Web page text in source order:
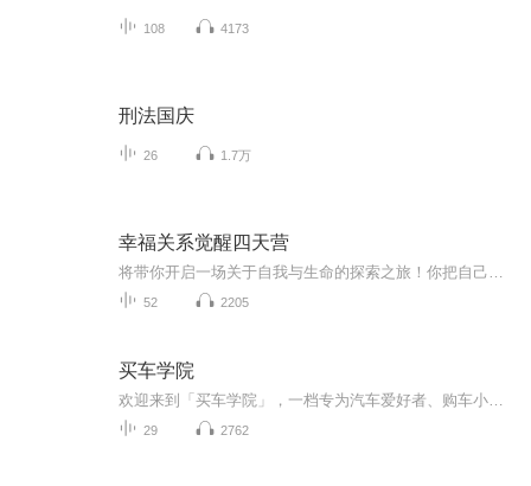
108 4173
刑法国庆
26 1.7万
幸福关系觉醒四天营
52 2205
买车学院
29 2762